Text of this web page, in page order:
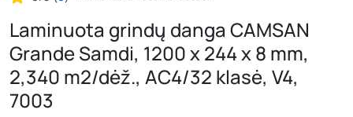
Laminuota grindų danga CAMSAN
Grande Samdi, 1200 x 244 x 8 mm,
2,340 m2/dėž., AC4/32 klasė, V4,
7003